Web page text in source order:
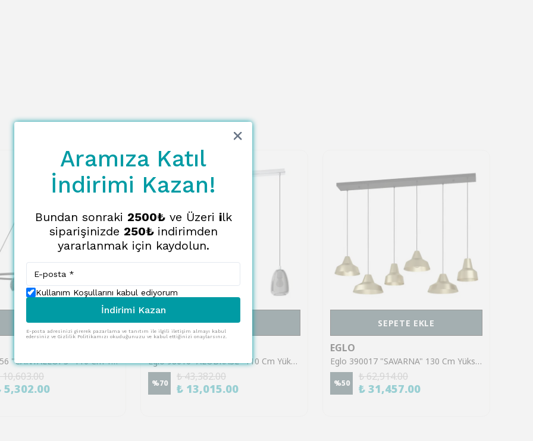
SEPETE EKLE
Eglo 98456 "CANTALLOPS" 110 Cm Yüksekliğinde Çelik Siyah, Beyaz Sarkıt Avize
10,603.00
5,302.00
SEPETE EKLE
Eglo 98616 "ALOBRASE" 110 Cm Yüksekliğinde Çelik Krom Sarkıt Avize
%70
₺ 43,382.00
₺ 13,015.00
SEPETE EKLE
EGLO
Eglo 390017 "SAVARNA" 130 Cm Yüksekliğinde Çelik Siyah Sarkıt Avize
%50
₺ 62,914.00
₺ 31,457.00
Aramıza Katıl
İndirimi Kazan!
Bundan sonraki 2500₺ve Üzeri ilk
siparişinizde 250₺ indirimden
yararlanmak için kaydolun.
Kullanım Koşullarını kabul ediyorum
İndirimi Kazan
E-posta adresinizi girerek pazarlama ve tanıtım ile ilgili iletişim almayı kabul
edersiniz ve Gizlilik Politikamızı okuduğunuzu ve kabul ettiğinizi onaylarsınız.